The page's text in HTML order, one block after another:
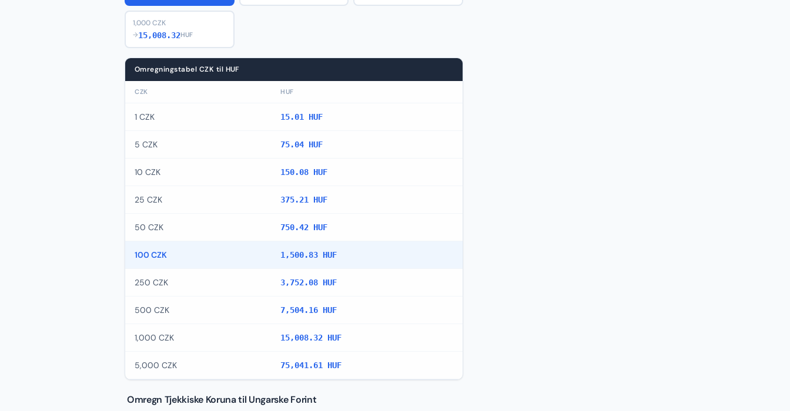
1,000 CZK
→15,008.32HUF
Omregningstabel CZK til HUF
CZK HUF
1 CZK 15.01 HUF
5 CZK 75.04 HUF
10 CZK 150.08 HUF
25 CZK 375.21 HUF
50 CZK 750.42 HUF
100 CZK 1,500.83 HUF
250 CZK 3,752.08 HUF
500 CZK 7,504.16 HUF
1,000 CZK 15,008.32 HUF
5,000 CZK 75,041.61 HUF
Omregn Tjekkiske Koruna til Ungarske Forint